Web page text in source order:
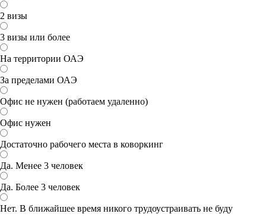
2 визы
3 визы или более
На территории ОАЭ
За пределами ОАЭ
Офис не нужен (работаем удаленно)
Офис нужен
Достаточно рабочего места в коворкинг
Да. Менее 3 человек
Да. Более 3 человек
Нет. В ближайшее время никого трудоустраивать не буду